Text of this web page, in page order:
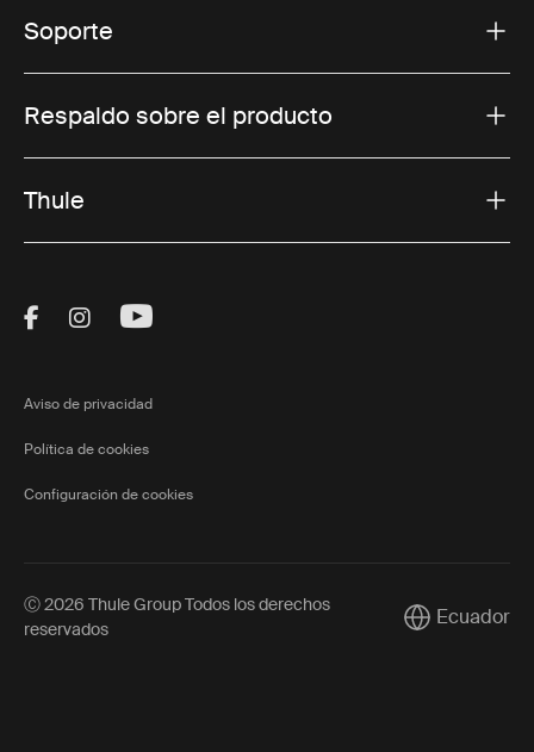
Soporte
Respaldo sobre el producto
Thule
Visit Thule on Facebook (external link)
Visit Thule on Instagram (external link)
Visit Thule on Youtube (external
Aviso de privacidad
Política de cookies
Configuración de cookies
Ⓒ 2026 Thule Group Todos los derechos
reservados
CurrentEcuador